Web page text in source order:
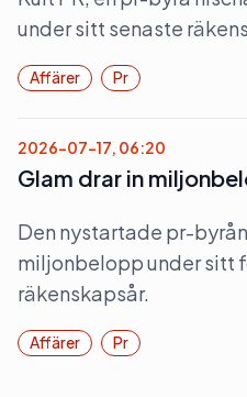
under sitt senaste
Affärer Pr
2026-07-17, 06:20
Glam drar in
Den nystartade pr-
miljonbelopp under sitt
räkenskapsår.
Affärer Pr